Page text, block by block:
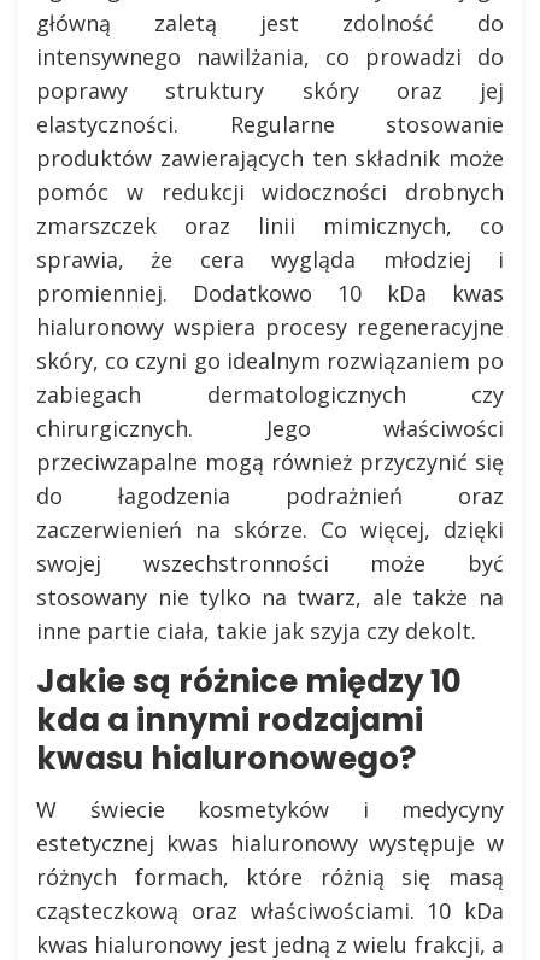
główną zaletą jest zdolność do
intensywnego nawilżania, co prowadzi do
poprawy struktury skóry oraz jej
elastyczności. Regularne stosowanie
produktów zawierających ten składnik może
pomóc w redukcji widoczności drobnych
zmarszczek oraz linii mimicznych, co
sprawia, że cera wygląda młodziej i
promienniej. Dodatkowo 10 kDa kwas
hialuronowy wspiera procesy regeneracyjne
skóry, co czyni go idealnym rozwiązaniem po
zabiegach dermatologicznych czy
chirurgicznych. Jego właściwości
przeciwzapalne mogą również przyczynić się
do łagodzenia podrażnień oraz
zaczerwienień na skórze. Co więcej, dzięki
swojej wszechstronności może być
stosowany nie tylko na twarz, ale także na
inne partie ciała, takie jak szyja czy dekolt.
Jakie są różnice między 10
kda a innymi rodzajami
kwasu hialuronowego?
W świecie kosmetyków i medycyny
estetycznej kwas hialuronowy występuje w
różnych formach, które różnią się masą
cząsteczkową oraz właściwościami. 10 kDa
kwas hialuronowy jest jedną z wielu frakcji, a